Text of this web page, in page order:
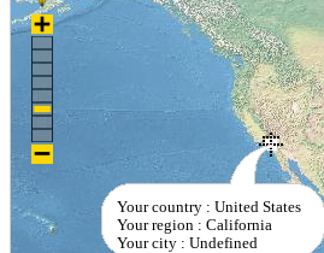
Your country : United States
Your region : California
Your city : Undefined